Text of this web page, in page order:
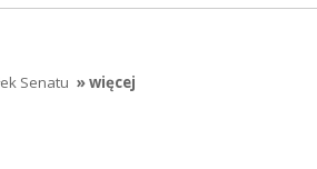
Senatu » więcej